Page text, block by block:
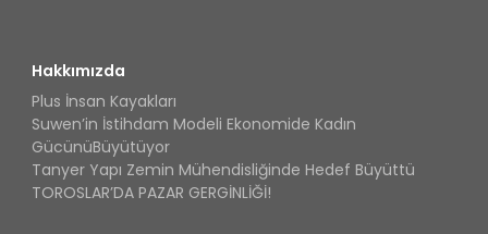
Hakkımızda
Plus İnsan Kayakları
Suwen’in İstihdam Modeli Ekonomide Kadın
GücünüBüyütüyor
Tanyer Yapı Zemin Mühendisliğinde Hedef Büyüttü
TOROSLAR’DA PAZAR GERGİNLİĞİ!